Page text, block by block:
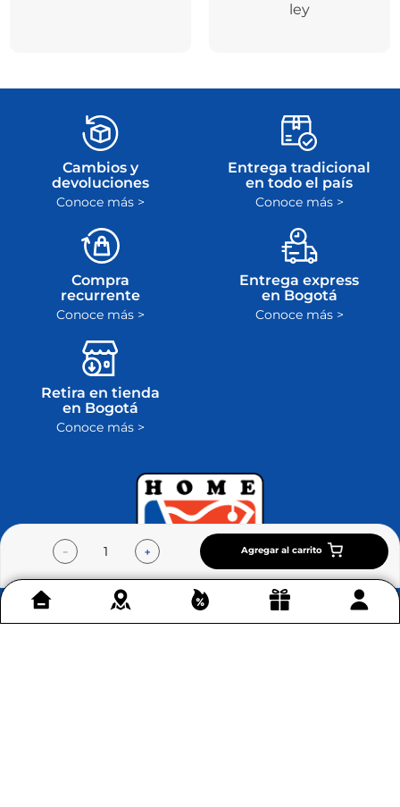
＋
－ Agregar al carrito
ley
Cambios y
devoluciones
Conoce más >
Entrega tradicional
en todo el país
Conoce más >
Compra
recurrente
Conoce más >
Entrega express
en Bogotá
Conoce más >
Retira en tienda
en Bogotá
Conoce más >